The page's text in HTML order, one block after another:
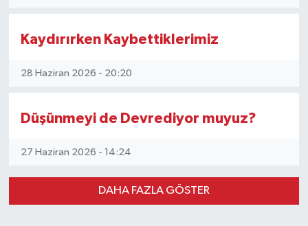
Kaydırırken Kaybettiklerimiz
28 Haziran 2026 - 20:20
Düşünmeyi de Devrediyor muyuz?
27 Haziran 2026 - 14:24
DAHA FAZLA GÖSTER